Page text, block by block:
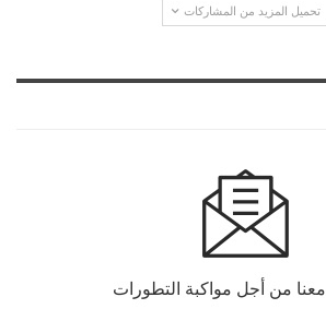
تحميل المزيد من المشاركات
من أجل مواكبة التطورات